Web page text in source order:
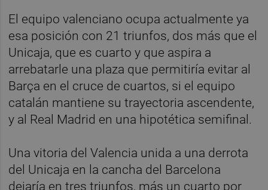
El equipo valenciano ocupa actualmente ya
esa posición con 21 triunfos, dos más que el
Unicaja, que es cuarto y que aspira a
arrebatarle una plaza que permitiría evitar al
Barça en el cruce de cuartos, si el equipo
catalán mantiene su trayectoria ascendente,
y al Real Madrid en una hipotética semifinal.
Una vitoria del Valencia unida a una derrota
del Unicaja en la cancha del Barcelona
dejaría en tres triunfos, más un cuarto por